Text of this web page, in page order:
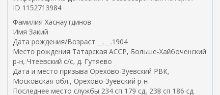
н
я
л
ID 1152713984
Фамилия Хаснаутдинов
Имя Закий
Дата рождения/Возраст __.__.1904
Место рождения Татарская АССР, Больше-Хайбоченский
р-н, Чтеевский с/с, д. Гутяево
Дата и место призыва Орехово-Зуевский РВК,
Московская обл., Орехово-Зуевский р-н
Последнее место службы 234 сп 179 сд, 238 сп 186 сд